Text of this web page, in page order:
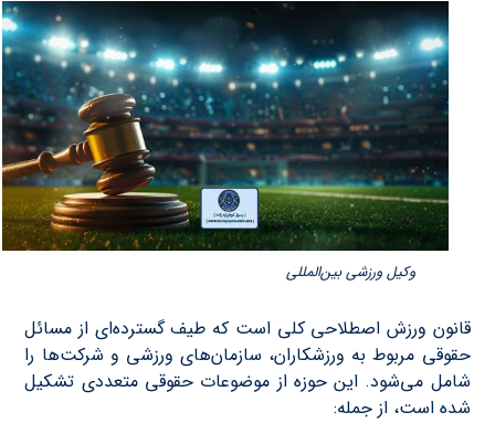
وکیل ورزشی بین‌المللی
قانون ورزش اصطلاحی کلی است که طیف گسترده‌ای از مسائل
حقوقی مربوط به ورزشکاران، سازمان‌های ورزشی و شرکت‌ها را
شامل می‌شود. این حوزه از موضوعات حقوقی متعددی تشکیل
شده است، از جمله: